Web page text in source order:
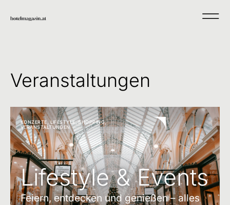
Veranstaltungen
KONZERTE,LIFESTYLE,SHOPPING,
VERANSTALTUNGEN
Lifestyle & Events
Feiern, entdecken und genießen – alles